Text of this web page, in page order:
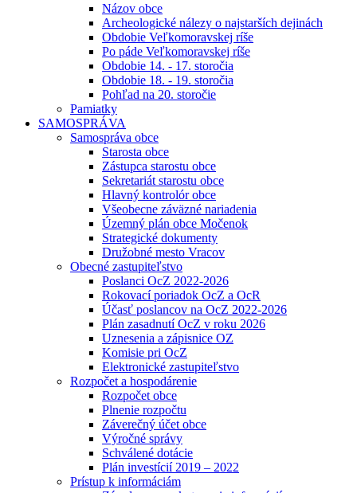
Názov obce
Archeologické nálezy o najstarších dejinách
Obdobie Veľkomoravskej ríše
Po páde Veľkomoravskej ríše
Obdobie 14. - 17. storočia
Obdobie 18. - 19. storočia
Pohľad na 20. storočie
Pamiatky
SAMOSPRÁVA
Samospráva obce
Starosta obce
Zástupca starostu obce
Sekretariát starostu obce
Hlavný kontrolór obce
Všeobecne záväzné nariadenia
Územný plán obce Močenok
Strategické dokumenty
Družobné mesto Vracov
Obecné zastupiteľstvo
Poslanci OcZ 2022-2026
Rokovací poriadok OcZ a OcR
Účasť poslancov na OcZ 2022-2026
Plán zasadnutí OcZ v roku 2026
Uznesenia a zápisnice OZ
Komisie pri OcZ
Elektronické zastupiteľstvo
Rozpočet a hospodárenie
Rozpočet obce
Plnenie rozpočtu
Záverečný účet obce
Výročné správy
Schválené dotácie
Plán investícií 2019 – 2022
Prístup k informáciám